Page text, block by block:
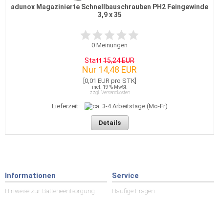
adunox Magazinierte Schnellbauschrauben PH2 Feingewinde
3,9 x 35
0 Meinungen
Statt 15,24 EUR
Nur 14,48 EUR
[0,01 EUR pro STK]
incl. 19 % MwSt.
zzgl. Versandkosten
Lieferzeit:
Details
Informationen
Hinweise zur Batterieentsorgung
Service
Häufige Fragen